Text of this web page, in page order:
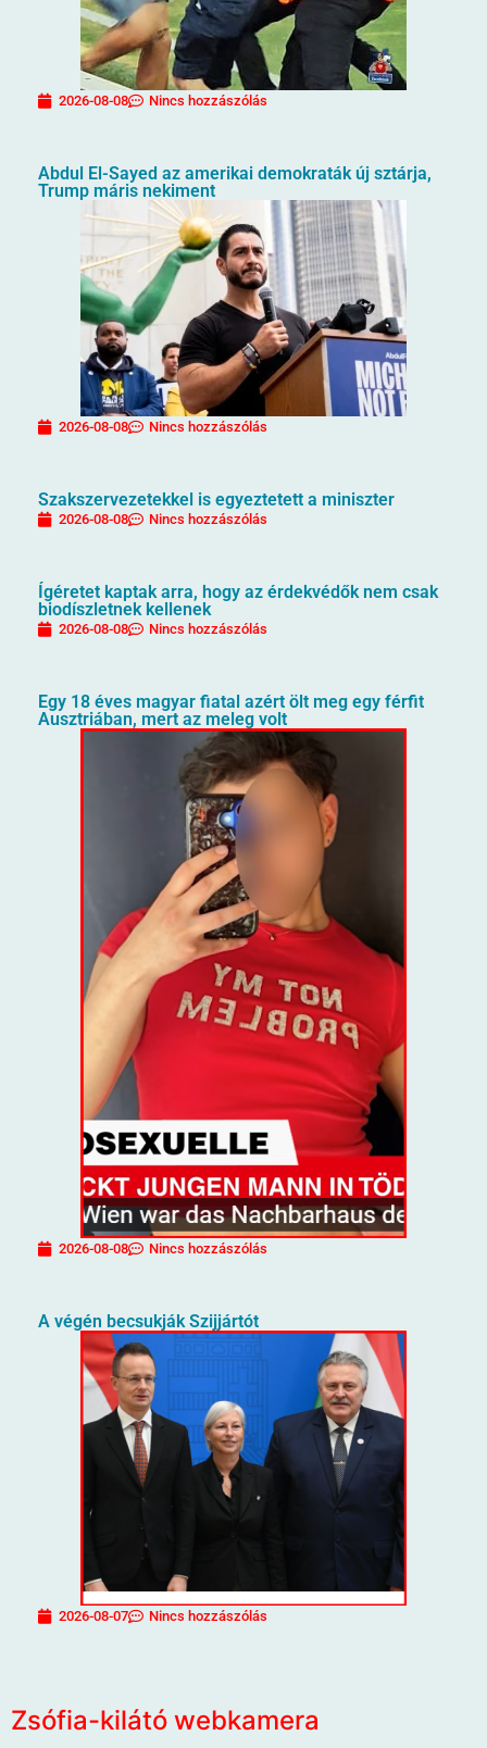
2026-08-08 Nincs hozzászólás
Abdul El-Sayed az amerikai demokraták új sztárja,
Trump máris nekiment
2026-08-08 Nincs hozzászólás
Szakszervezetekkel is egyeztetett a miniszter
2026-08-08 Nincs hozzászólás
Ígéretet kaptak arra, hogy az érdekvédők nem csak
biodíszletnek kellenek
2026-08-08 Nincs hozzászólás
Egy 18 éves magyar fiatal azért ölt meg egy férfit
Ausztriában, mert az meleg volt
2026-08-08 Nincs hozzászólás
A végén becsukják Szijjártót
2026-08-07 Nincs hozzászólás
Zsófia-kilátó webkamera